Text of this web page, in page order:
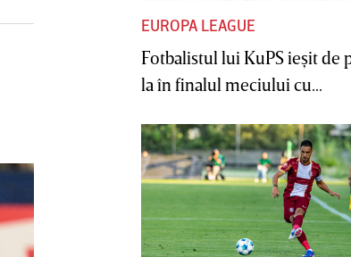
EUROPA LEAGUE
Fotbalistul lui KuPS ieşit de
la în finalul meciului cu...